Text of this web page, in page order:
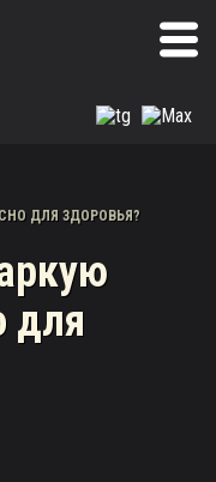
ДЛЯ ЗДОРОВЬЯ?
для